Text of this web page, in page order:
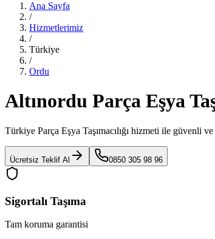
Ana Sayfa
/
Hizmetlerimiz
/
Türkiye
/
Ordu
Altınordu Parça Eşya
Türkiye Parça Eşya Taşımacılığı hizmeti ile güvenli ve
Ücretsiz Teklif Al 0850 305 98 96
Sigortalı Taşıma
Tam koruma garantisi